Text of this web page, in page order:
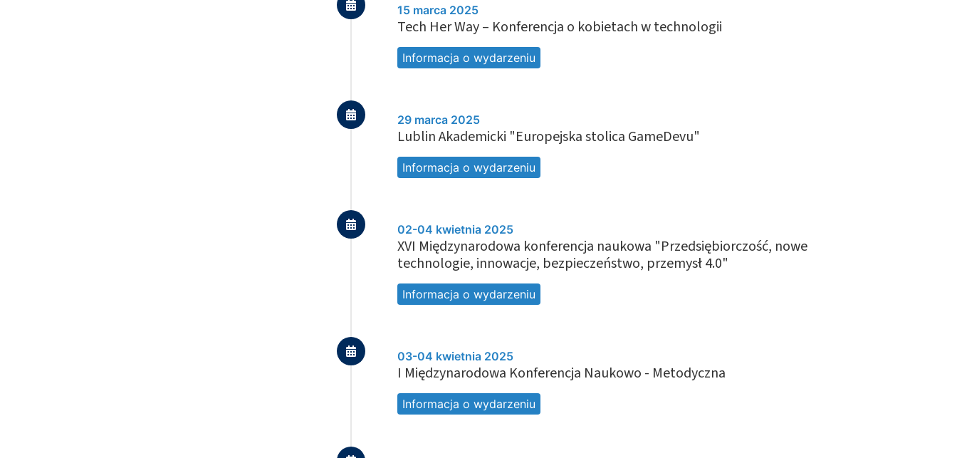
15 marca 2025
Tech Her Way – Konferencja o kobietach w technologii
Informacja o wydarzeniu
29 marca 2025
Lublin Akademicki "Europejska stolica GameDevu"
Informacja o wydarzeniu
02-04 kwietnia 2025
XVI Międzynarodowa konferencja naukowa "Przedsiębiorczość, nowe
technologie, innowacje, bezpieczeństwo, przemysł 4.0"
Informacja o wydarzeniu
03-04 kwietnia 2025
I Międzynarodowa Konferencja Naukowo - Metodyczna
Informacja o wydarzeniu